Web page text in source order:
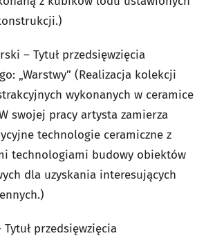
– Tytuł przedsięwzięcia
„Warstwy” (Realizacja kolekcji
wykonanych w ceramice
swojej pracy artysta zamierza
technologie ceramiczne z
technologiami budowy obiektów
dla uzyskania interesujących
przedsięwzięcia